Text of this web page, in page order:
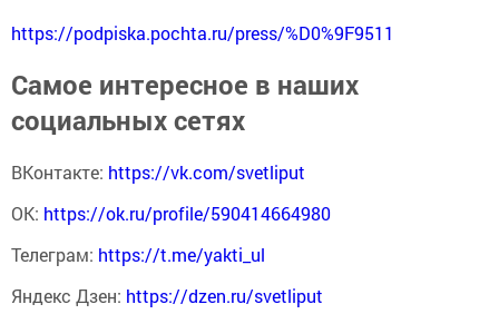
https://podpiska.pochta.ru/press/%D0%9F9511
Самое интересное в наших
социальных сетях
ВКонтакте: https://vk.com/svetliput
ОК: https://ok.ru/profile/590414664980
Телеграм: https://t.me/yakti_ul
Яндекс Дзен: https://dzen.ru/svetliput